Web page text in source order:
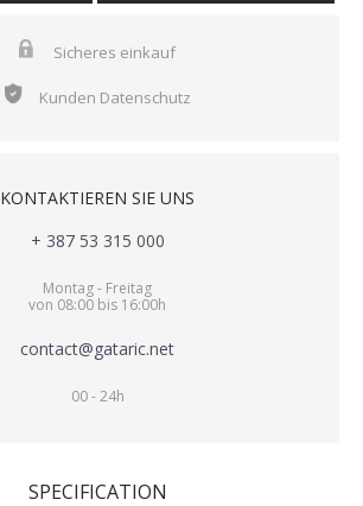
Sicheres einkauf
Kunden Datenschutz
KONTAKTIEREN SIE UNS
+ 387 53 315 000
Montag - Freitag
von 08:00 bis 16:00h
contact@gataric.net
00 - 24h
SPECIFICATION